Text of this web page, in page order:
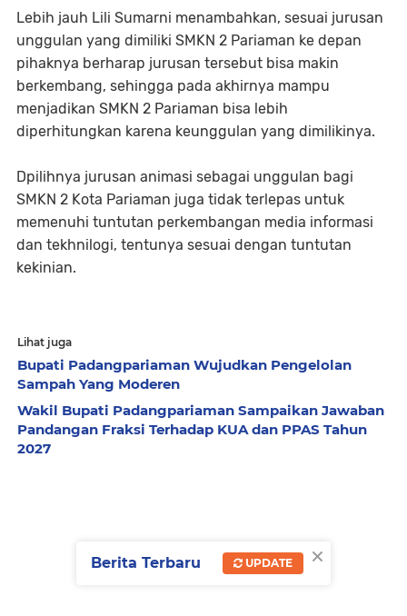
Lebih jauh Lili Sumarni menambahkan, sesuai jurusan
unggulan yang dimiliki SMKN 2 Pariaman ke depan
pihaknya berharap jurusan tersebut bisa makin
berkembang, sehingga pada akhirnya mampu
menjadikan SMKN 2 Pariaman bisa lebih
diperhitungkan karena keunggulan yang dimilikinya.
Dpilihnya jurusan animasi sebagai unggulan bagi
SMKN 2 Kota Pariaman juga tidak terlepas untuk
memenuhi tuntutan perkembangan media informasi
dan tekhnilogi, tentunya sesuai dengan tuntutan
kekinian.
Lihat juga
Bupati Padangpariaman Wujudkan Pengelolan
Sampah Yang Moderen
Wakil Bupati Padangpariaman Sampaikan Jawaban
Pandangan Fraksi Terhadap KUA dan PPAS Tahun
2027
×
Berita Terbaru UPDATE